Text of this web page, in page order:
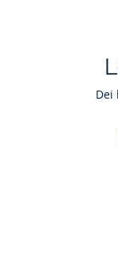
Dei